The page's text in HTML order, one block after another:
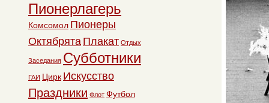
Пионерлагерь
Комсомол Пионеры
Октябрята Плакат Отдых
Заседания Субботники
ГАИ Цирк Искусство
Праздники Флот Футбол